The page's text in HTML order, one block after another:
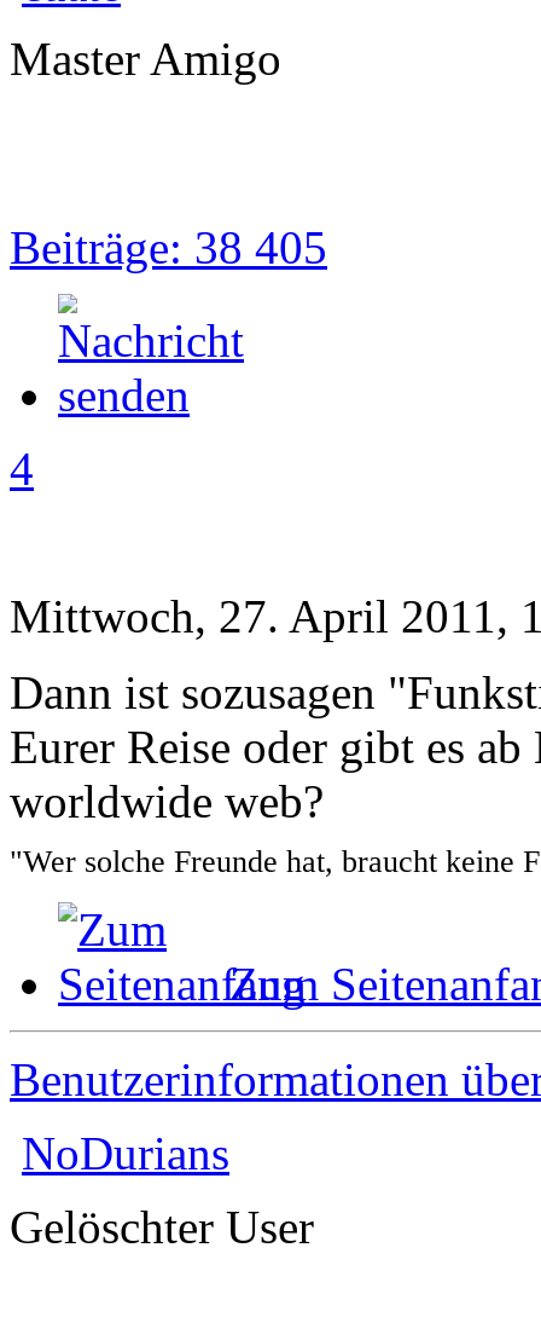
Master Amigo
Beiträge: 38 405
4
Mittwoch, 27. April 2011,
Dann ist sozusagen
Eurer Reise oder gibt es
worldwide web?
"Wer solche Freunde hat, braucht keine
Zum
Benutzerinformationen
NoDurians
Gelöschter User